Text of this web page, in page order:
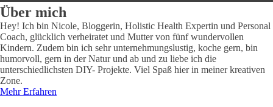
Über mich
Hey! Ich bin Nicole, Bloggerin, Holistic Health Expertin und Personal
Coach, glücklich verheiratet und Mutter von fünf wundervollen
Kindern. Zudem bin ich sehr unternehmungslustig, koche gern, bin
humorvoll, gern in der Natur und ab und zu liebe ich die
unterschiedlichsten DIY- Projekte. Viel Spaß hier in meiner kreativen
Zone.
Mehr Erfahren